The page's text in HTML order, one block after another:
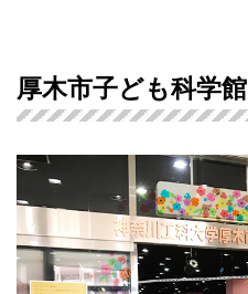
厚木市子ども科学館